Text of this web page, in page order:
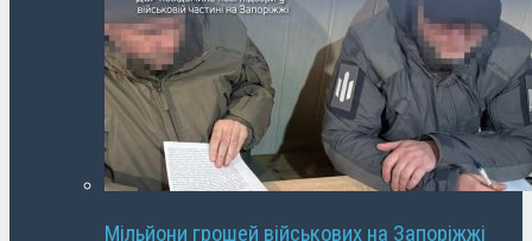
Мільйони грошей військових на Запоріжжі